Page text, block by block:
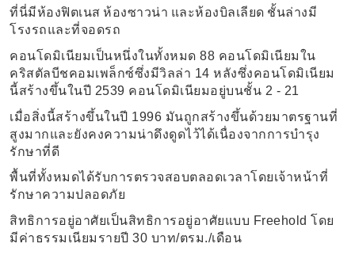
ที่นี่มีห้องฟิตเนส ห้องซาวน่า และห้องบิลเลียด ชั้นล่างมี
โรงรถและที่จอดรถ
คอนโดมิเนียมเป็นหนึ่งในทั้งหมด 88 คอนโดมิเนียมใน
คริสตัลบีชคอมเพล็กซ์ซึ่งมีวิลล่า 14 หลังซึ่งคอนโดมิเนียม
นี้สร้างขึ้นในปี 2539 คอนโดมิเนียมอยู่บนชั้น 2 - 21
เมื่อสิ่งนี้สร้างขึ้นในปี 1996 มันถูกสร้างขึ้นด้วยมาตรฐานที่
สูงมากและยังคงความน่าดึงดูดไว้ได้เนื่องจากการบำรุง
รักษาที่ดี
พื้นที่ทั้งหมดได้รับการตรวจสอบตลอดเวลาโดยเจ้าหน้าที่
รักษาความปลอดภัย
สิทธิการอยู่อาศัยเป็นสิทธิการอยู่อาศัยแบบ Freehold โดย
มีค่าธรรมเนียมรายปี 30 บาท/ตรม./เดือน